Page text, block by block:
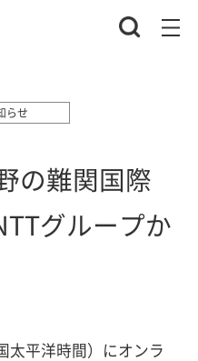
らせ
の難関国際
グループか
太平洋時間）にオンラ